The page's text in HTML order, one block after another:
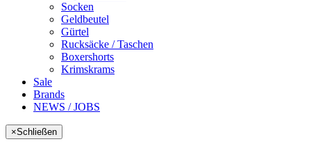
Socken
Geldbeutel
Gürtel
Rucksäcke / Taschen
Boxershorts
Krimskrams
Sale
Brands
NEWS / JOBS
×Schließen